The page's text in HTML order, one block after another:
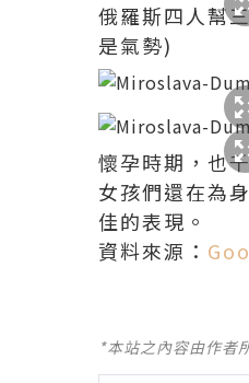
俄羅斯四人幫
是氣勢)
懷孕時期，也
女孩們還在為
佳的表現。
資料來源：
*本站之內容由作者